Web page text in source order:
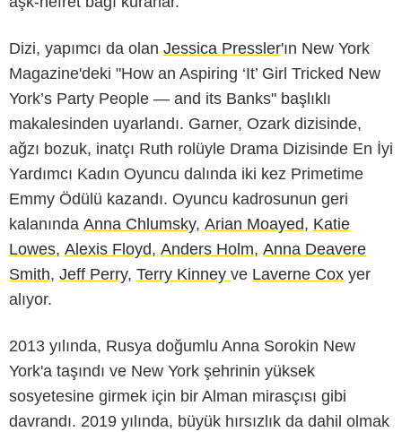
Dizi, yapımcı da olan Jessica Pressler'ın New York
Magazine'deki "How an Aspiring ‘It’ Girl Tricked New
York’s Party People — and its Banks" başlıklı
makalesinden uyarlandı. Garner, Ozark dizisinde,
ağzı bozuk, inatçı Ruth rolüyle Drama Dizisinde En İyi
Yardımcı Kadın Oyuncu dalında iki kez Primetime
Emmy Ödülü kazandı. Oyuncu kadrosunun geri
kalanında Anna Chlumsky, Arian Moayed, Katie
Lowes, Alexis Floyd, Anders Holm, Anna Deavere
Smith, Jeff Perry, Terry Kinney ve Laverne Cox yer
alıyor.
2013 yılında, Rusya doğumlu Anna Sorokin New
York'a taşındı ve New York şehrinin yüksek
sosyetesine girmek için bir Alman mirasçısı gibi
davrandı. 2019 yılında, büyük hırsızlık da dahil olmak